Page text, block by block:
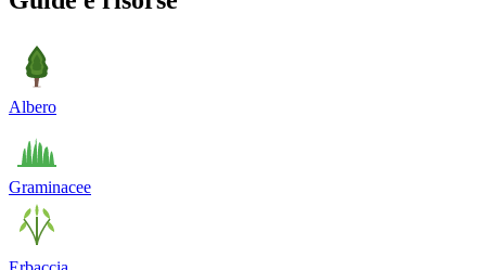
Albero
Graminacee